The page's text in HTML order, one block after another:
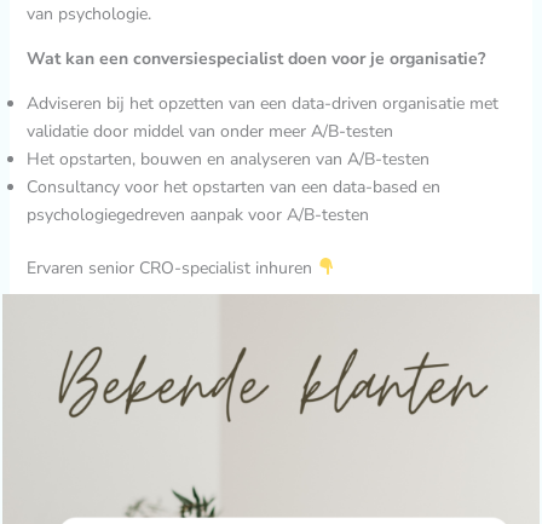
van psychologie.
Wat kan een conversiespecialist doen voor je organisatie?
Adviseren bij het opzetten van een data-driven organisatie met
validatie door middel van onder meer A/B-testen
Het opstarten, bouwen en analyseren van A/B-testen
Consultancy voor het opstarten van een data-based en
psychologiegedreven aanpak voor A/B-testen
Ervaren senior CRO-specialist inhuren